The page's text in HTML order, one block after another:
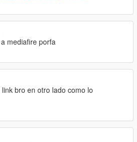
mediafire porfa
bro en otro lado como lo